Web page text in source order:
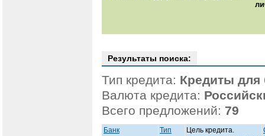
Результаты поиска:
Тип кредита: Кредиты для
Валюта кредита:
Всего предложений: 79
Банк Тип
Цель кредита.